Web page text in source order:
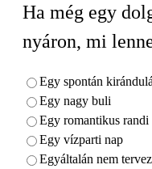
Ha még egy
nyáron, mi
Egy spontán
Egy nagy buli
Egy romantikus randi
Egy vízparti nap
Egyáltalán nem